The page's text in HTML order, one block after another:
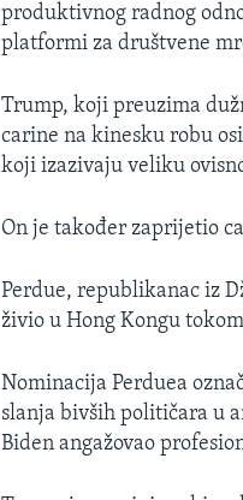
produktivnog radnog
platformi za društvene
Trump, koji preuzima
carine na kinesku robu
koji izazivaju veliku
On je također zaprijetio
Perdue, republikanac iz
živio u Hong Kongu
Nominacija Perduea
slanja bivših političara u
Biden angažovao